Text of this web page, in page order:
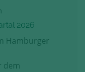
2026
Hamburger
dem